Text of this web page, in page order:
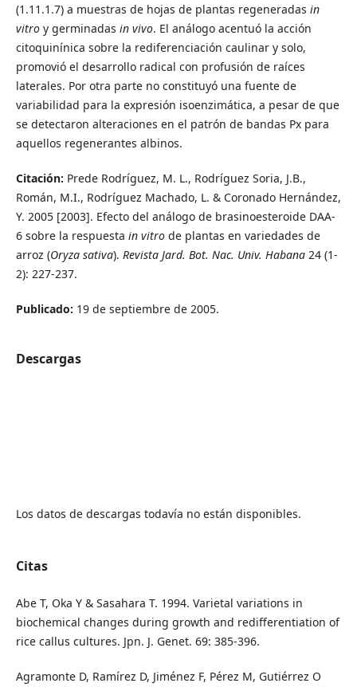
(1.11.1.7) a muestras de hojas de plantas regeneradas in
vitro y germinadas in vivo. El análogo acentuó la acción
citoquinínica sobre la rediferenciación caulinar y solo,
promovió el desarrollo radical con profusión de raíces
laterales. Por otra parte no constituyó una fuente de
variabilidad para la expresión isoenzimática, a pesar de que
se detectaron alteraciones en el patrón de bandas Px para
aquellos regenerantes albinos.
Citación: Prede Rodríguez, M. L., Rodríguez Soria, J.B.,
Román, M.I., Rodríguez Machado, L. & Coronado Hernández,
Y. 2005 [2003]. Efecto del análogo de brasinoesteroide DAA-
6 sobre la respuesta in vitro de plantas en variedades de
arroz (Oryza sativa). Revista Jard. Bot. Nac. Univ. Habana24 (1-
2): 227-237.
Publicado: 19 de septiembre de 2005.
Descargas
Los datos de descargas todavía no están disponibles.
Citas
Abe T, Oka Y & Sasahara T. 1994. Varietal variations in
biochemical changes during growth and redifferentiation of
rice callus cultures. Jpn. J. Genet. 69: 385-396.
Agramonte D, Ramírez D, Jiménez F, Pérez M, Gutiérrez O